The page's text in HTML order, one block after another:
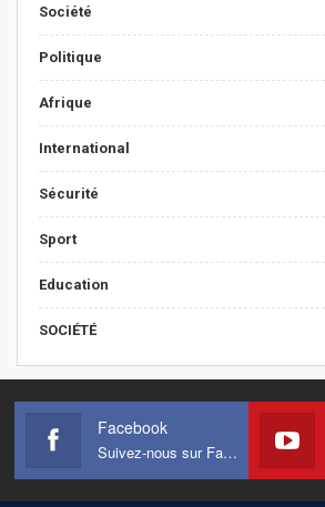
Société
Politique
Afrique
International
Sécurité
Sport
Education
SOCIÉTÉ
Facebook
Suivez-nous sur Facebook